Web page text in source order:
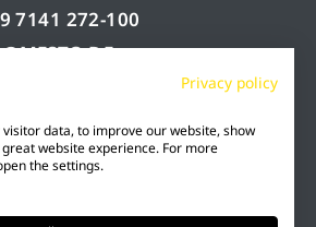
7141 272-100
Privacy policy
data, to improve our website, show
website experience. For more
the settings.